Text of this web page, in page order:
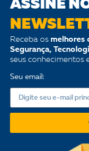
ASSINE
Receba os melhores
Segurança,
seus conhecimentos
Seu email: